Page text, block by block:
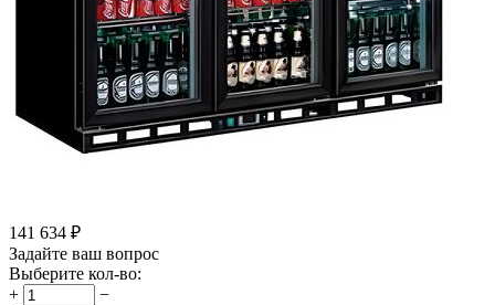
141 634 ₽
Задайте ваш вопрос
Выберите кол-во:
+
−